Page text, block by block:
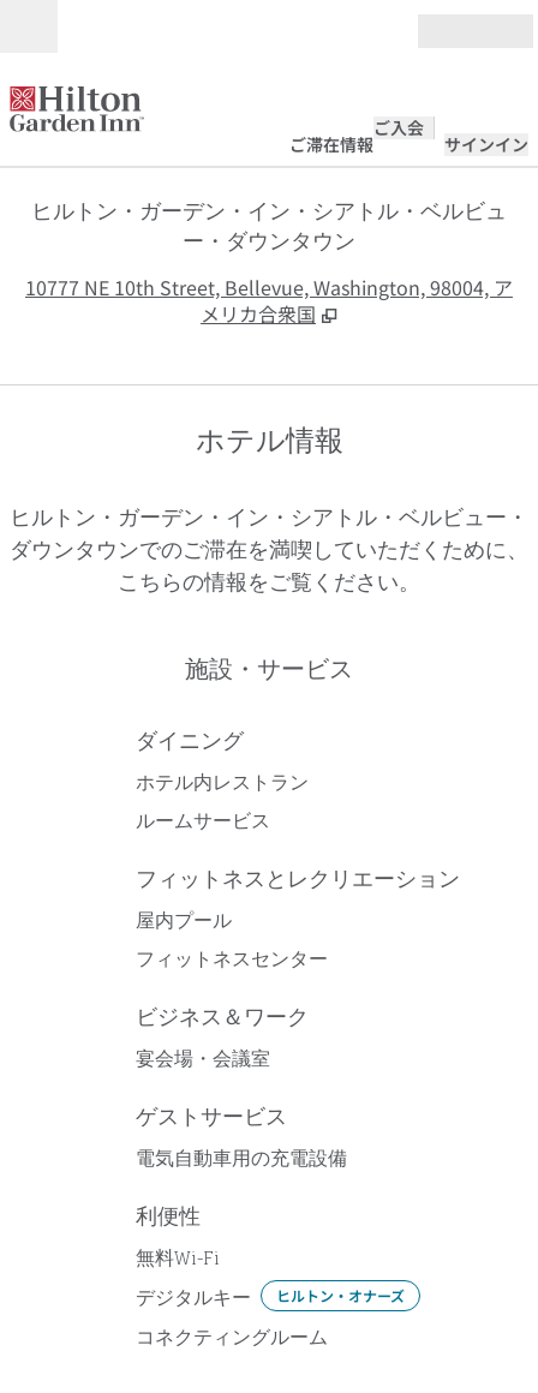
ご滞在情報
ご入会
サインイン
ヒルトン・ガーデン・イン・シアトル・ベルビュ
ー・ダウンタウン
10777 NE 10th Street, Bellevue, Washington, 98004, ア
メリカ合衆国
ホテル情報
ヒルトン・ガーデン・イン・シアトル・ベルビュー・
ダウンタウンでのご滞在を満喫していただくために、
こちらの情報をご覧ください。
施設・サービス
ダイニング
ホテル内レストラン
ルームサービス
フィットネスとレクリエーション
屋内プール
フィットネスセンター
ビジネス＆ワーク
宴会場・会議室
ゲストサービス
電気自動車用の充電設備
利便性
無料Wi-Fi
デジタルキー
ヒルトン・オナーズ
コネクティングルーム